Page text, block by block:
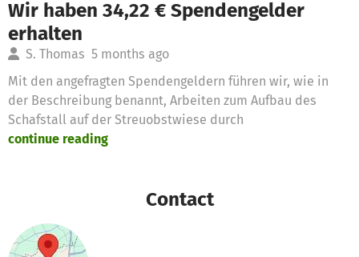
Wir haben 34,22 € Spendengelder
erhalten
S. Thomas 5 months ago
Mit den angefragten Spendengeldern führen wir, wie in
der Beschreibung benannt, Arbeiten zum Aufbau des
Schafstall auf der Streuobstwiese durch
continue reading
Contact